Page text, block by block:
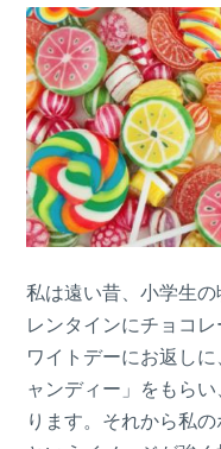
私は遠い昔、小学生
レンタインにチョコ
ワイトデーにお返し
ャンディー」をもら
ります。それから私